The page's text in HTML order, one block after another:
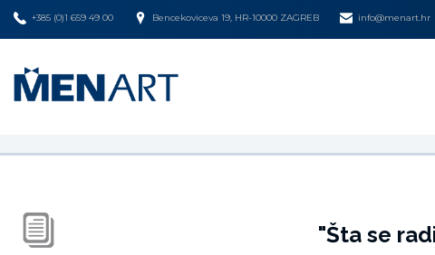
+385 (0)1 659 49 00 Bencekoviceva 19, HR-10000 ZAGREB info@menart.hr
"Šta se